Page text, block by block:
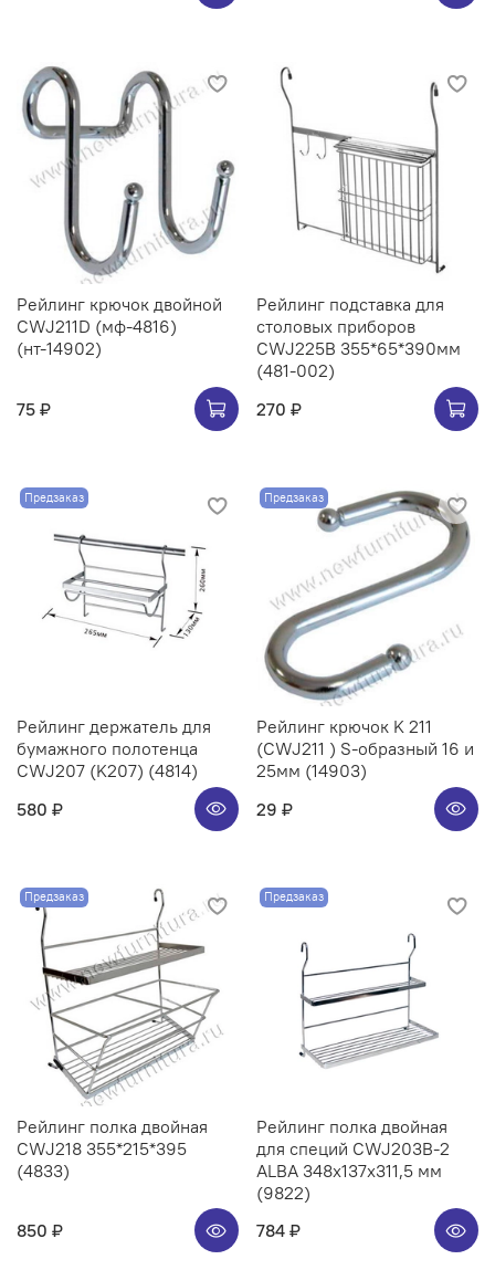
Рейлинг крючок двойной
CWJ211D (мф-4816)
(нт-14902)
75 ₽
Рейлинг подставка для
столовых приборов
CWJ225B 355*65*390мм
(481-002)
270 ₽
Предзаказ
Рейлинг держатель для
бумажного полотенца
CWJ207 (K207) (4814)
580 ₽
Предзаказ
Рейлинг крючок K 211
(CWJ211 ) S-образный 16 и
25мм (14903)
29 ₽
Предзаказ
Рейлинг полка двойная
CWJ218 355*215*395
(4833)
850 ₽
Предзаказ
Рейлинг полка двойная
для специй CWJ203B-2
ALBA 348x137x311,5 мм
(9822)
784 ₽